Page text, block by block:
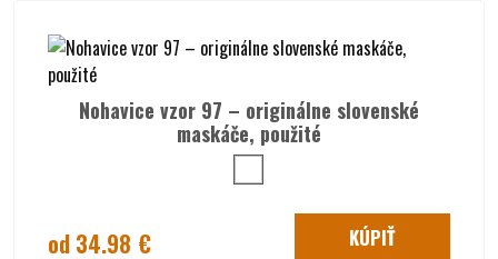
Nohavice vzor 97 – originálne slovenské
maskáče, použité
od 34.98 € KÚPIŤ